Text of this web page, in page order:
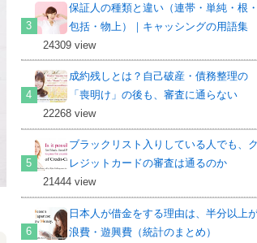
保証人の種類と違い（連帯・単純・根・
包括・物上）｜キャッシングの用語集
24309 view
成約残しとは？自己破産・債務整理の
「喪明け」の後も、審査に通らない
22268 view
ブラックリスト入りしている人でも、ク
レジットカードの審査は通るのか
21444 view
日本人が借金をする理由は、半分以上
浪費・遊興費（統計のまとめ）